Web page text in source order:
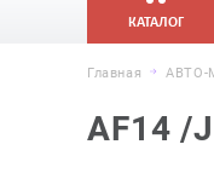
КАТАЛОГ
Главная АВТО-
AF14 /